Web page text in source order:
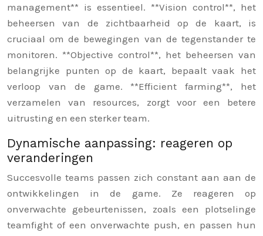
management** is essentieel. **Vision control**, het
beheersen van de zichtbaarheid op de kaart, is
cruciaal om de bewegingen van de tegenstander te
monitoren. **Objective control**, het beheersen van
belangrijke punten op de kaart, bepaalt vaak het
verloop van de game. **Efficient farming**, het
verzamelen van resources, zorgt voor een betere
uitrusting en een sterker team.
Dynamische aanpassing: reageren op
veranderingen
Succesvolle teams passen zich constant aan aan de
ontwikkelingen in de game. Ze reageren op
onverwachte gebeurtenissen, zoals een plotselinge
teamfight of een onverwachte push, en passen hun